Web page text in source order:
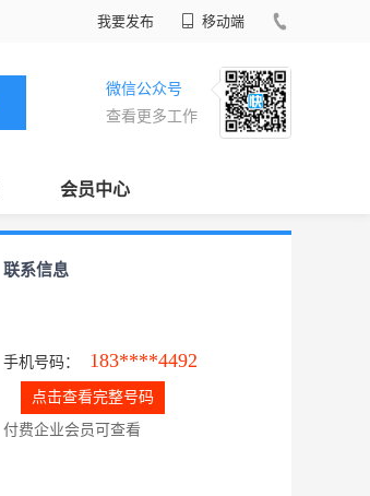
我要发布 移动端
微信公众号
查看更多工作
会员中心
联系信息
手机号码： 183****4492
点击查看完整号码
付费企业会员可查看